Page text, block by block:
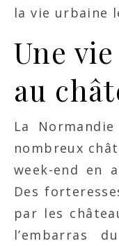
la vie urbaine
Une
au
La
nombreux
week-end en
Des
par les
l’embarras